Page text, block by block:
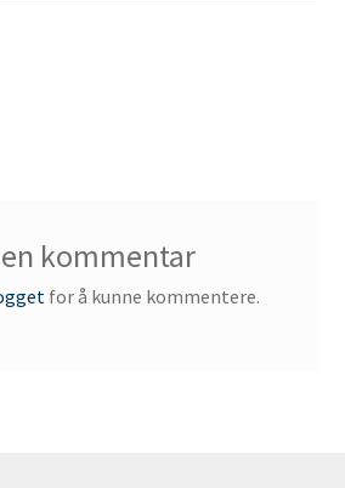
kommentar
for å kunne kommentere.